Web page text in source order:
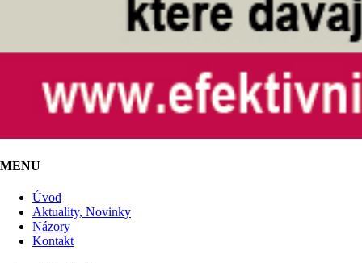
MENU
Úvod
Aktuality, Novinky
Názory
Kontakt